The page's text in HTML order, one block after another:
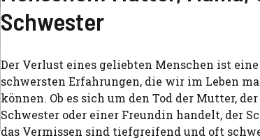
Schwester
Der Verlust eines geliebten Menschen ist
schwersten Erfahrungen, die wir im Leben
können. Ob es sich um den Tod der Mutter, der
Schwester oder einer Freundin handelt, der
das Vermissen sind tiefgreifend und oft